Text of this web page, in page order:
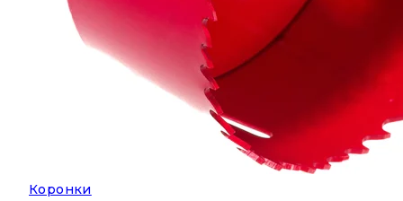
Коронки